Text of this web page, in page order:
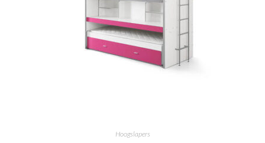
Hoogslapers